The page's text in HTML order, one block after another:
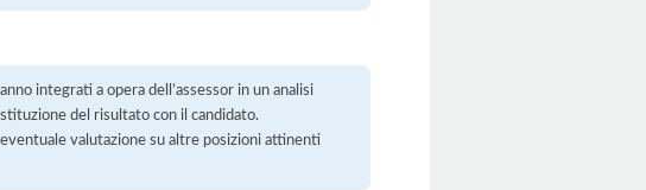
integrati a opera dell’assessor in un analisi
del risultato con il candidato.
valutazione su altre posizioni attinenti